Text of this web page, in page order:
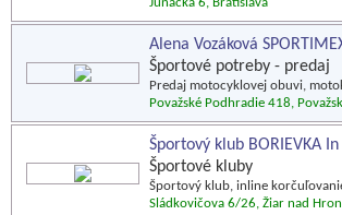
Alena Vozáková
Športové potreby - predaj
Predaj motocyklovej obuvi,
Považské Podhradie 418,
Športový klub BORIEVKA
Športové kluby
Športový klub, inline
Sládkovičova 6/26, Žiar nad